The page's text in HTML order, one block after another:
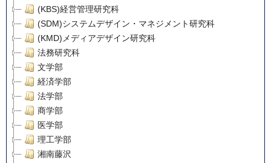
(KBS)経営管理研究科
(SDM)システムデザイン・マネジメント研究科
(KMD)メディアデザイン研究科
法務研究科
文学部
経済学部
法学部
商学部
医学部
理工学部
湘南藤沢